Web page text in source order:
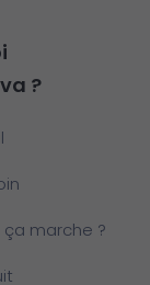
?
marche ?